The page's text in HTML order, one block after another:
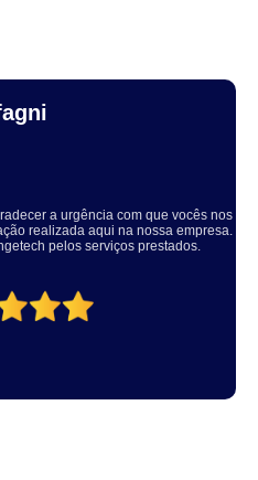
equipe educada e atenciosa. Vale
ficou ótimo.